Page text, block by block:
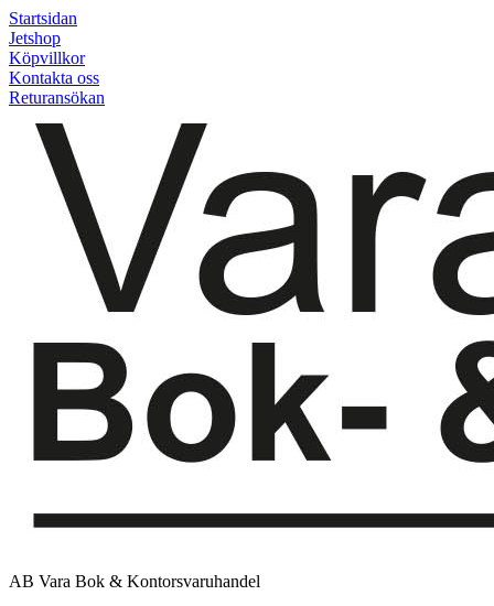
Startsidan
Jetshop
Köpvillkor
Kontakta oss
Returansökan
AB Vara Bok & Kontorsvaruhandel